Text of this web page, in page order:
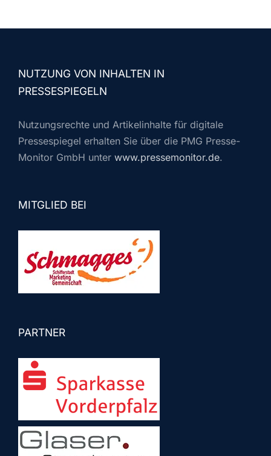
NUTZUNG VON INHALTEN IN
PRESSESPIEGELN
Nutzungsrechte und Artikelinhalte für digitale
Pressespiegel erhalten Sie über die PMG Presse-
Monitor GmbH unter www.pressemonitor.de.
MITGLIED BEI
PARTNER